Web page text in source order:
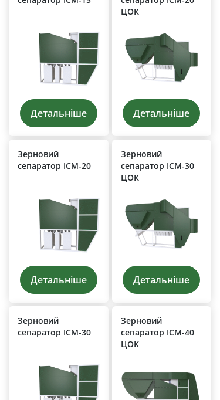
Детальніше
ЦОК
Детальніше
Зерновий
сепаратор ІСМ-20
Детальніше
Зерновий
сепаратор ІСМ-30
ЦОК
Детальніше
Зерновий
сепаратор ІСМ-30
Зерновий
сепаратор ІСМ-40
ЦОК